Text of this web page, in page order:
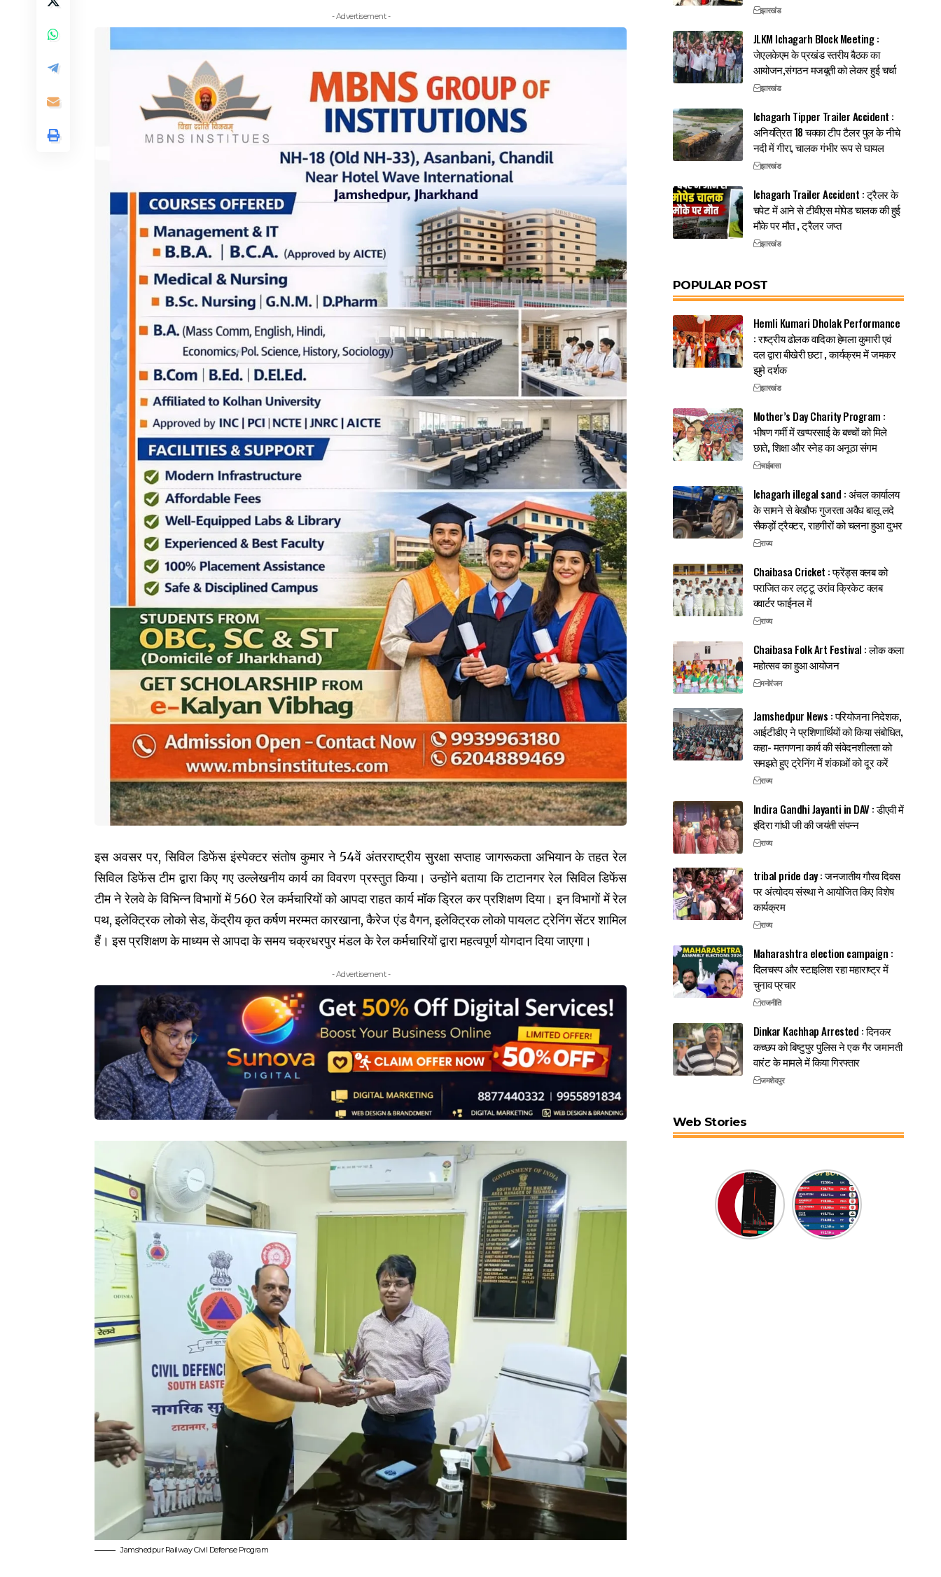
- Advertisement -
इस अवसर पर, सिविल डिफेंस इंस्पेक्टर संतोष कुमार ने 54वें अंतरराष्ट्रीय सुरक्षा सप्ताह जागरूकता अभियान के तहत रेल
सिविल डिफेंस टीम द्वारा किए गए उल्लेखनीय कार्य का विवरण प्रस्तुत किया। उन्होंने बताया कि टाटानगर रेल सिविल डिफेंस
टीम ने रेलवे के विभिन्न विभागों में 560 रेल कर्मचारियों को आपदा राहत कार्य मॉक ड्रिल कर प्रशिक्षण दिया। इन विभागों में रेल
पथ, इलेक्ट्रिक लोको सेड, केंद्रीय कृत कर्षण मरम्मत कारखाना, कैरेज एंड वैगन, इलेक्ट्रिक लोको पायलट ट्रेनिंग सेंटर शामिल
हैं। इस प्रशिक्षण के माध्यम से आपदा के समय चक्रधरपुर मंडल के रेल कर्मचारियों द्वारा महत्वपूर्ण योगदान दिया जाएगा।
- Advertisement -
Jamshedpur Railway Civil Defense Program
झारखंड
JLKM Ichagarh Block Meeting :
जेएलकेएम के प्रखंड स्तरीय बैठक का
आयोजन,संगठन मजबूती को लेकर हुई चर्चा
झारखंड
Ichagarh Tipper Trailer Accident :
अनियंत्रित 18 चक्का टीप टैलर पुल के नीचे
नदी में गीरा, चालक गंभीर रूप से घायल
झारखंड
Ichagarh Trailer Accident : ट्रैलर के
चपेट में आने से टीवीएस मोपेड चालक की हुई
मौके पर मौत , ट्रैलर जप्त
झारखंड
POPULAR POST
Hemli Kumari Dholak Performance
: राष्ट्रीय ढोलक वादिका हेमला कुमारी एवं
दल द्वारा बीखेरी छटा , कार्यक्रम में जमकर
झुमे दर्शक
झारखंड
Mother’s Day Charity Program :
भीषण गर्मी में खप्परसाई के बच्चों को मिले
छाते, शिक्षा और स्नेह का अनूठा संगम
चाईबासा
Ichagarh illegal sand : अंचल कार्यालय
के सामने से बेखौफ गुजरता अवैध बालू लदे
सैकड़ों ट्रैक्टर, राहगीरों को चलना हुआ दुभर
राज्य
Chaibasa Cricket : फ्रेंड्स क्लब को
पराजित कर लट्टू उरांव क्रिकेट क्लब
क्वार्टर फाईनल में
राज्य
Chaibasa Folk Art Festival : लोक कला
महोत्सव का हुआ आयोजन
मनोरंजन
Jamshedpur News : परियोजना निदेशक,
आईटीडीए ने प्रशिणार्थियों को किया संबोधित,
कहा- मतगणना कार्य की संवेदनशीलता को
समझते हुए ट्रेनिंग में शंकाओं को दूर करें
राज्य
Indira Gandhi Jayanti in DAV : डीएवी में
इंदिरा गांधी जी की जयंती संपन्न
राज्य
tribal pride day : जनजातीय गौरव दिवस
पर अंत्योदय संस्था ने आयोजित किए विशेष
कार्यक्रम
राज्य
Maharashtra election campaign :
दिलचस्प और स्टाइलिश रहा महाराष्ट्र में
चुनाव प्रचार
राजनीति
Dinkar Kachhap Arrested : दिनकर
कच्छप को बिष्टुपुर पुलिस ने एक गैर जमानती
वारंट के मामले में किया गिरफ्तार
जमशेदपुर
Web Stories